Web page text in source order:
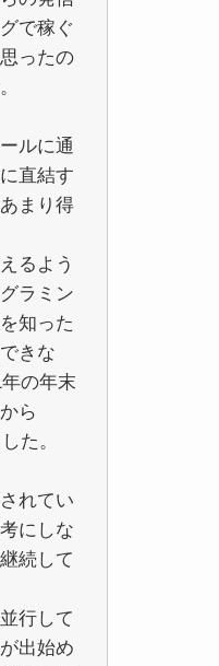
で稼ぐ
ったの
ルに通
直結す
まり得
るよう
ラミン
知った
きな
の年末
ら
た。
れてい
にしな
続して
行して
出始め